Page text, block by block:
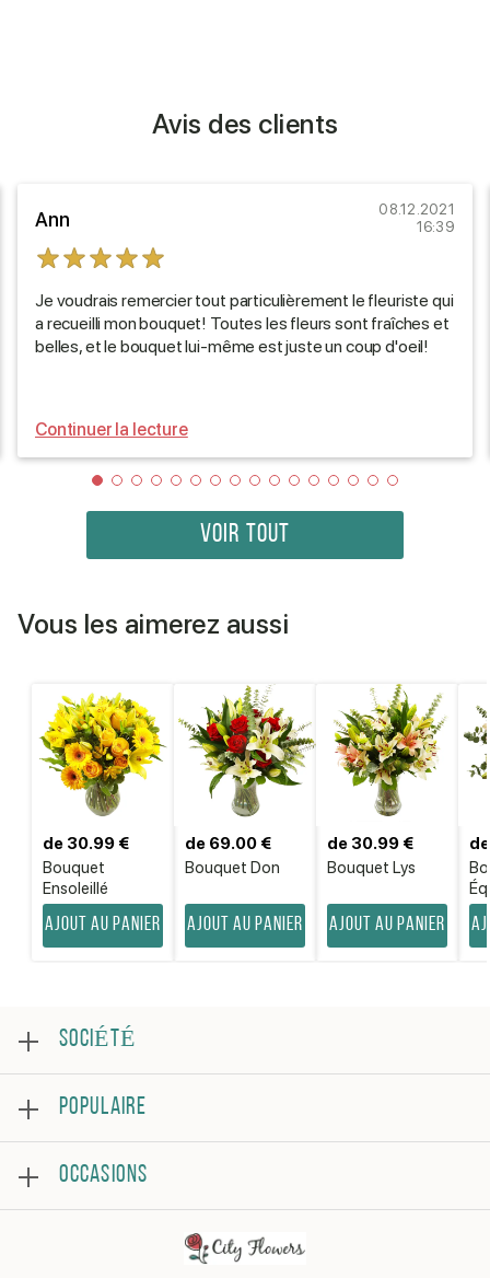
Avis des clients
Ann
08.12.2021
16:39
Je voudrais remercier tout particulièrement le fleuriste qui
a recueilli mon bouquet! Toutes les fleurs sont fraîches et
belles, et le bouquet lui-même est juste un coup d'oeil!
Continuer la lecture
VOIR TOUT
Vous les aimerez aussi
Bouquet
Ensoleillé
de 30.99 €
Ajout au panier
Bouquet Don
de 69.00 €
Ajout au panier
Bouquet Lys
de 30.99 €
Ajout au panier
SOCIÉTÉ
Examen
Foire aux questions
Conditions générales
Politique de confidentialité
Contacter
POPULAIRE
Roses
Bouquets
OCCASIONS